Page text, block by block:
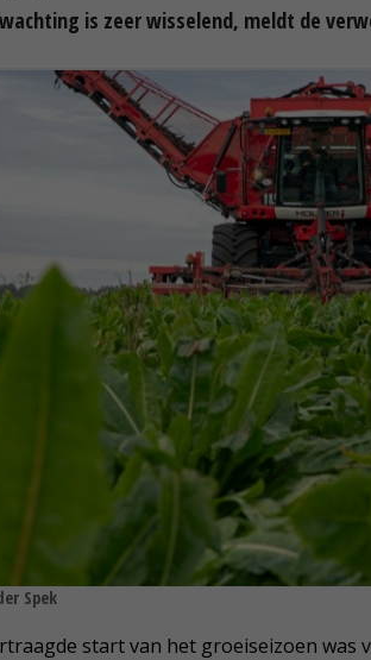
is zeer wisselend, meldt de
Spek
start van het groeiseizoen was